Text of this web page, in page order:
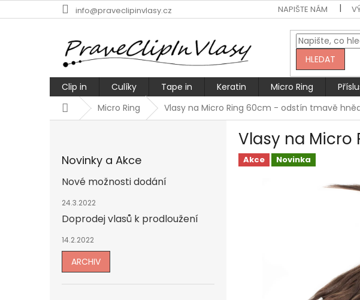
na
info@praveclipinvlasy.cz NAPIŠTE NÁM
HLEDAT
Clip in Culíky Tape in Keratin Micro Ring
DomůMicro Ring Vlasy na Micro Ring 60cm - odstín tmavě
Novinky a Akce
Nové možnosti dodání
24.3.2022
Doprodej vlasů k prodloužení
14.2.2022
ARCHIV
Vlasy na
Akce Novinka